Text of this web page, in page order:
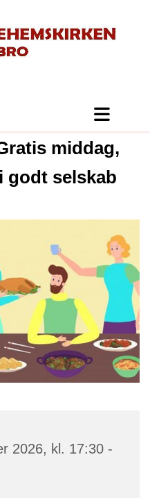
middag,
godt selskab
2026, kl. 17:30 -